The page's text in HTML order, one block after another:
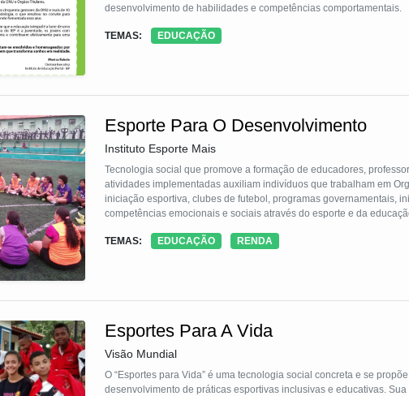
desenvolvimento de habilidades e competências comportamentais.
TEMAS: EDUCAÇÃO
Esporte Para O Desenvolvimento
Instituto Esporte Mais
Tecnologia social que promove a formação de educadores,
atividades implementadas auxiliam indivíduos que trabalham em
iniciação esportiva, clubes de futebol, programas governamentais,
competências emocionais e sociais através do esporte e da
de 50 mil crianças e jovens.
TEMAS: EDUCAÇÃO RENDA
Esportes Para A Vida
Visão Mundial
O “Esportes para Vida” é uma tecnologia social concreta e se
desenvolvimento de práticas esportivas inclusivas e educativas.